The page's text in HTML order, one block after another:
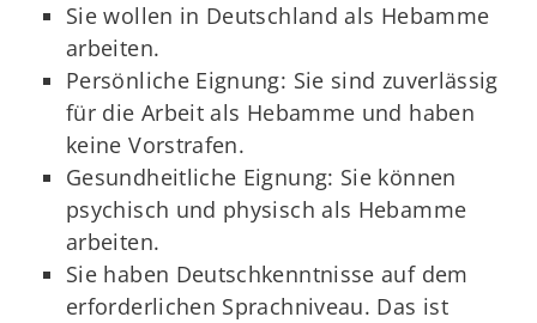
Sie wollen in Deutschland als Hebamme
arbeiten.
Persönliche Eignung: Sie sind zuverlässig
für die Arbeit als Hebamme und haben
keine Vorstrafen.
Gesundheitliche Eignung: Sie können
psychisch und physisch als Hebamme
arbeiten.
Sie haben Deutschkenntnisse auf dem
erforderlichen Sprachniveau. Das ist